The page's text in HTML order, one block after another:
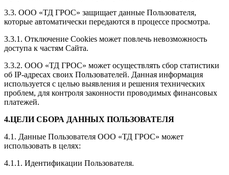
3.3. ООО «ТД ГРОС» защищает данные Пользователя,
которые автоматически передаются в процессе просмотра.
3.3.1. Отключение Сookies может повлечь невозможность
доступа к частям Сайта.
3.3.2. ООО «ТД ГРОС» может осуществлять сбор статистики
об IP-адресах своих Пользователей. Данная информация
используется с целью выявления и решения технических
проблем, для контроля законности проводимых финансовых
платежей.
4.ЦЕЛИ СБОРА ДАННЫХ ПОЛЬЗОВАТЕЛЯ
4.1. Данные Пользователя ООО «ТД ГРОС» может
использовать в целях:
4.1.1. Идентификации Пользователя.